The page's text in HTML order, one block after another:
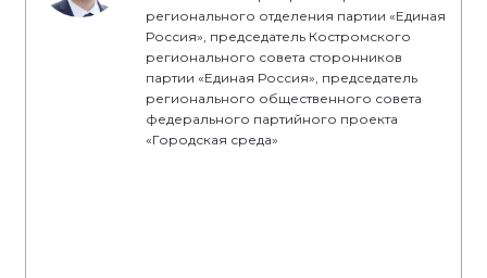
регионального отделения партии «Единая
Россия», председатель Костромского
регионального совета сторонников
партии «Единая Россия», председатель
регионального общественного совета
федерального партийного проекта
«Городская среда»